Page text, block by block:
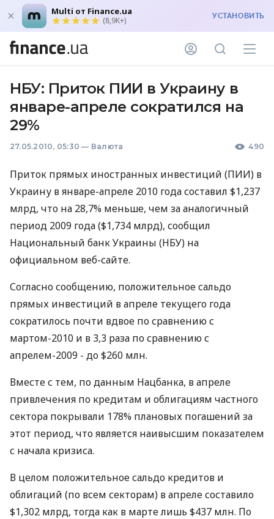
Multi от Finance.ua
(8,9K+) УСТАНОВИТЬ
НБУ: Приток ПИИ в Украину в
январе-апреле сократился на
29%
27.05.2010, 05:30 — Валюта 490
Приток прямых иностранных инвестиций (ПИИ) в
Украину в январе-апреле 2010 года составил $1,237
млрд, что на 28,7% меньше, чем за аналогичный
период 2009 года ($1,734 млрд), сообщил
Национальный банк Украины (НБУ) на
официальном веб-сайте.
Согласно сообщению, положительное сальдо
прямых инвестиций в апреле текущего года
сократилось почти вдвое по сравнению с
мартом-2010 и в 3,3 раза по сравнению с
апрелем-2009 - до $260 млн.
Вместе с тем, по данным Нацбанка, в апреле
привлечения по кредитам и облигациям частного
сектора покрывали 178% плановых погашений за
этот период, что является наивысшим показателем
с начала кризиса.
В целом положительное сальдо кредитов и
облигаций (по всем секторам) в апреле составило
$1,302 млрд, тогда как в марте лишь $437 млн. По